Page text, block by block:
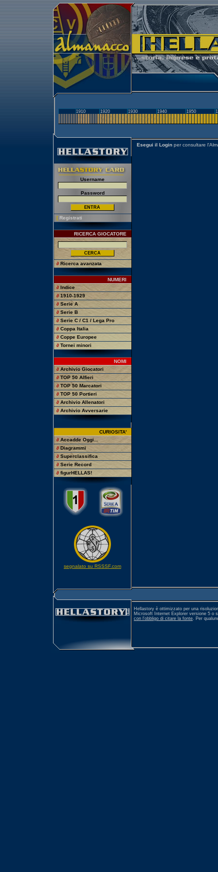
1910 1920 1930 1940 1950
Username
Password
[ Registrati
RICERCA GIOCATORE
∂ Ricerca avanzata
NUMERI
∂ Indice
∂ 1910-1929
∂ Serie A
∂ Serie B
∂ Serie C / C1 / Lega Pro
∂ Coppa Italia
∂ Coppe Europee
∂ Tornei minori
NOMI
∂ Archivio Giocatori
∂ TOP 50 Alfieri
∂ TOP 50 Marcatori
∂ TOP 50 Portieri
∂ Archivio Allenatori
∂ Archivio Avversarie
CURIOSITA'
∂ Accadde Oggi...
∂ Diagrammi
∂ Superclassifica
∂ Serie Record
∂ figurHELLAS!
segnalato su RSSSF.com
Esegui il Login per consultare
Hellastory è ottimizzato per una
Microsoft Internet Explorer versione 5 o
con l'obbligo di citare la fonte. Per